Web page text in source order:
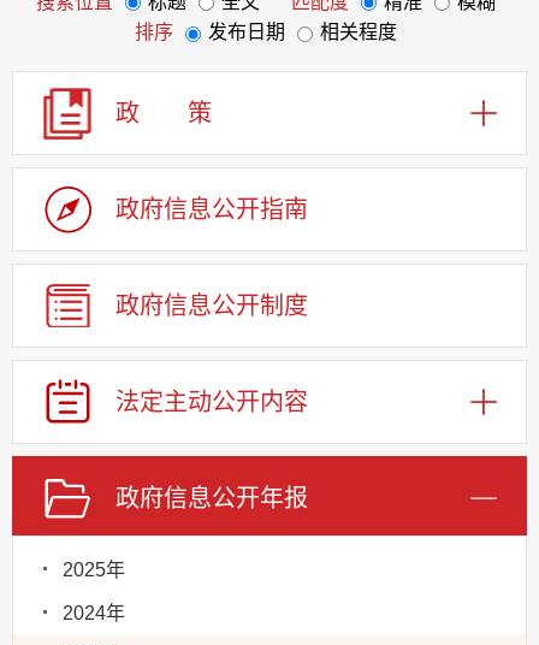
排序
发布日期 相关程度
政 策
政府信息公开指南
政府信息公开制度
法定主动公开内容
政府信息公开年报
2025年
2024年